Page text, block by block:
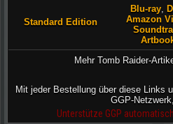
Standard Edition
Blu-ray
Amazon
Mehr Tomb Raider-
Mit jeder Bestellung über diese Links
GGP-
Unterstütze GGP